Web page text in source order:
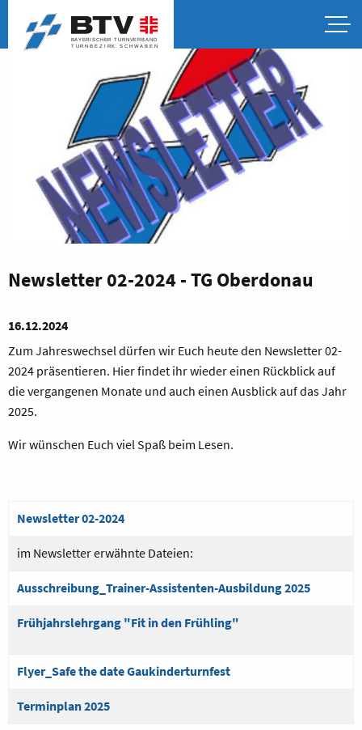
Newsletter 02-2024 - TG Oberdonau
16.12.2024
Zum Jahreswechsel dürfen wir Euch heute den Newsletter 02-
2024 präsentieren. Hier findet ihr wieder einen Rückblick auf
die vergangenen Monate und auch einen Ausblick auf das Jahr
2025.
Wir wünschen Euch viel Spaß beim Lesen.
Newsletter 02-2024
im Newsletter erwähnte Dateien:
Ausschreibung_Trainer-Assistenten-Ausbildung 2025
Frühjahrslehrgang "Fit in den Frühling"
Flyer_Safe the date Gaukinderturnfest
Terminplan 2025